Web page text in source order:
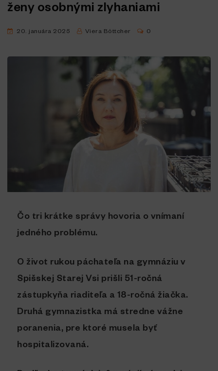
ženy osobnými zlyhaniami
20. januára 2025 Viera Böttcher 0
Čo tri krátke správy hovoria o vnímaní
jedného problému.
O život rukou páchateľa na gymnáziu v
Spišskej Starej Vsi prišli 51-ročná
zástupkyňa riaditeľa a 18-ročná žiačka.
Druhá gymnazistka má stredne vážne
poranenia, pre ktoré musela byť
hospitalizovaná.